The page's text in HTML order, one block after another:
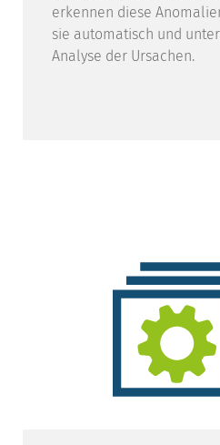
erkennen diese
sie automatisch und
Analyse der Ursachen.